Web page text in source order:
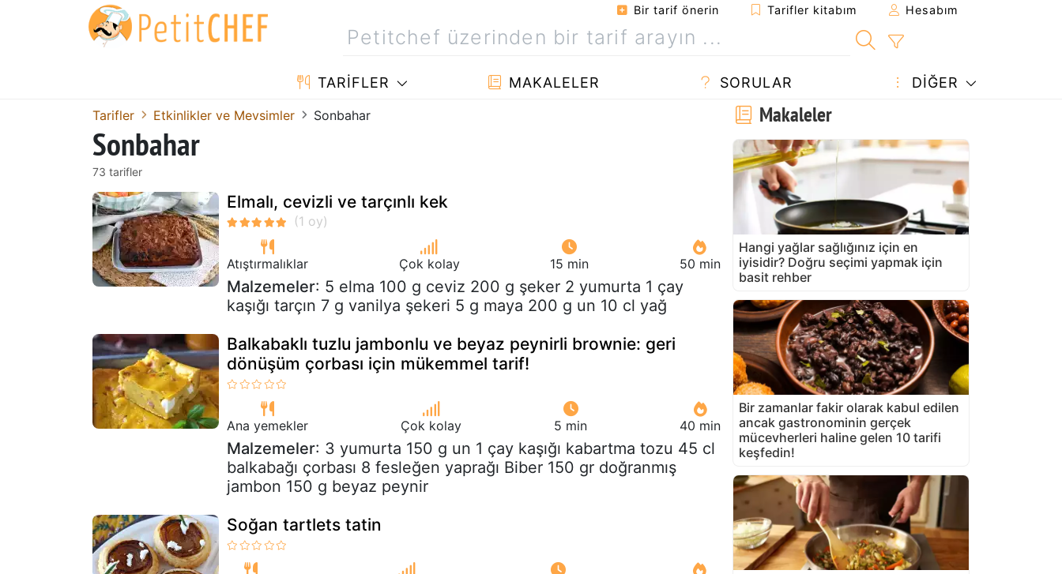
Bir tarif önerin Tarifler kitabım Hesabım
TARIFLER MAKALELER SORULAR DIĞER
Tarifler Etkinlikler ve Mevsimler Sonbahar
Sonbahar
73 tarifler
Elmalı, cevizli ve tarçınlı kek
Atıştırmalıklar Çok kolay 15 min 50 min
Malzemeler: 5 elma 100 g ceviz 200 g şeker 2 yumurta 1 çay
kaşığı tarçın 7 g vanilya şekeri 5 g maya 200 g un 10 cl yağ
Balkabaklı tuzlu jambonlu ve beyaz peynirli brownie: geri
dönüşüm çorbası için mükemmel tarif!
Ana yemekler Çok kolay 5 min 40 min
Malzemeler: 3 yumurta 150 g un 1 çay kaşığı kabartma tozu 45 cl
balkabağı çorbası 8 fesleğen yaprağı Biber 150 gr doğranmış
jambon 150 g beyaz peynir
Soğan tartlets tatin
Makaleler
Hangi yağlar sağlığınız için en
iyisidir? Doğru seçimi yapmak için
basit rehber
Bir zamanlar fakir olarak kabul edilen
ancak gastronominin gerçek
mücevherleri haline gelen 10 tarifi
keşfedin!